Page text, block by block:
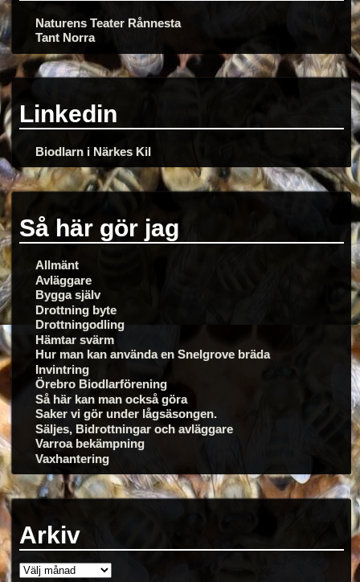
Naturens Teater Rånnesta
Tant Norra
Linkedin
Biodlarn i Närkes Kil
Så här gör jag
Allmänt
Avläggare
Bygga själv
Drottning byte
Drottningodling
Hämtar svärm
Hur man kan använda en Snelgrove bräda
Invintring
Örebro Biodlarförening
Så här kan man också göra
Saker vi gör under lågsäsongen.
Säljes, Bidrottningar och avläggare
Varroa bekämpning
Vaxhantering
Arkiv